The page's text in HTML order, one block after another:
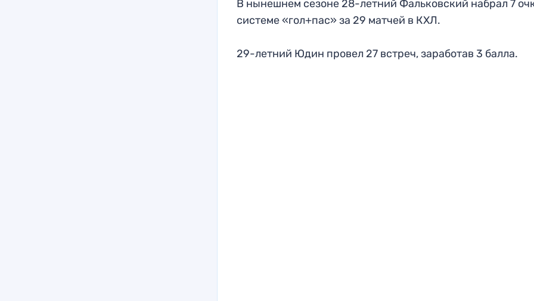
В нынешнем сезоне 28-летний Фальковский набрал 7
системе «гол+пас» за 29 матчей в КХЛ.
29-летний Юдин провел 27 встреч, заработав 3 балла.